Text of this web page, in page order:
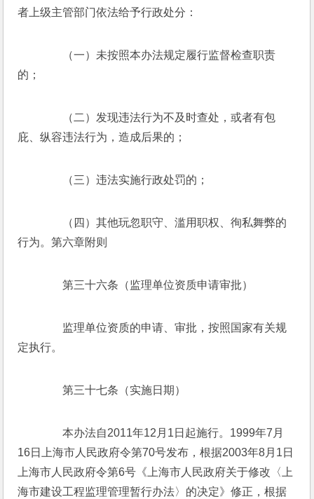
者上级主管部门依法给予行政处分：
（一）未按照本办法规定履行监督检查职责
的；
（二）发现违法行为不及时查处，或者有包
庇、纵容违法行为，造成后果的；
（三）违法实施行政处罚的；
（四）其他玩忽职守、滥用职权、徇私舞弊的
行为。第六章附则
第三十六条（监理单位资质申请审批）
监理单位资质的申请、审批，按照国家有关规
定执行。
第三十七条（实施日期）
本办法自2011年12月1日起施行。1999年7月
16日上海市人民政府令第70号发布，根据2003年8月1日
上海市人民政府令第6号《上海市人民政府关于修改〈上
海市建设工程监理管理暂行办法〉的决定》修正，根据